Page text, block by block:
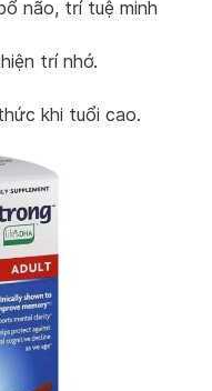
não, trí tuệ minh
trí nhớ.
khi tuổi cao.